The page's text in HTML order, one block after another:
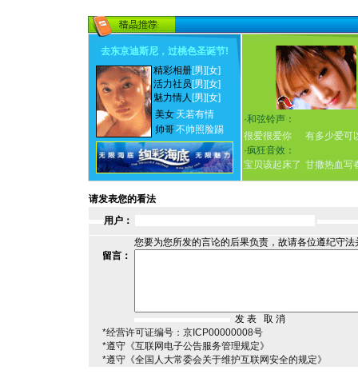
去东京迪斯尼，过桃色圣诞节!
精彩相册[男] [女]
活力社员 [男] [女]
魅力情人 [男] [女]
美女 天若有情
帅哥不帅照脸踢
·和弦铃声：
很爱很爱你
有多少爱可
·疯狂音效：
宝贝该起床了 甘撒热血写
请发表您的看法
用户：
您要为您所发的言论的后果负责，故请各位遵纪守
留言：
*经营许可证编号：京ICP00000008号
*遵守《互联网电子公告服务管理规定》
*遵守《全国人大常委会关于维护互联网安全的规定》